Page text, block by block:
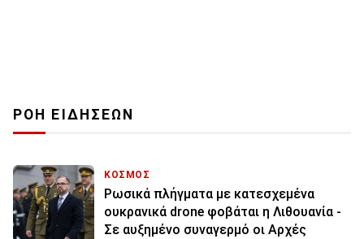
ΡΟΗ ΕΙΔΗΣΕΩΝ
ΚΟΣΜΟΣ
Ρωσικά πλήγματα με κατεσχεμένα
ουκρανικά drone φοβάται η Λιθουανία -
Σε αυξημένο συναγερμό οι Αρχές